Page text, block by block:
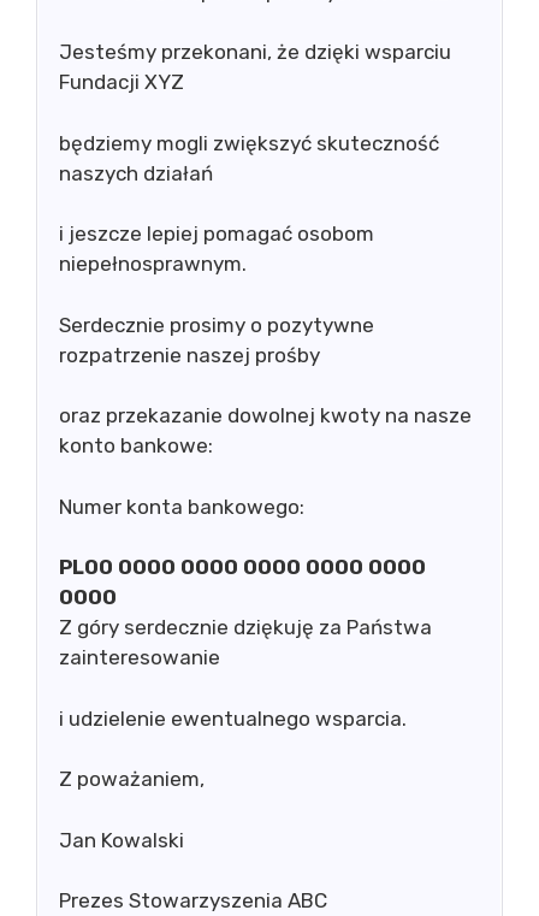
Jesteśmy przekonani, że dzięki wsparciu
Fundacji XYZ
będziemy mogli zwiększyć skuteczność
naszych działań
i jeszcze lepiej pomagać osobom
niepełnosprawnym.
Serdecznie prosimy o pozytywne
rozpatrzenie naszej prośby
oraz przekazanie dowolnej kwoty na nasze
konto bankowe:
Numer konta bankowego:
PL00 0000 0000 0000 0000 0000
0000
Z góry serdecznie dziękuję za Państwa
zainteresowanie
i udzielenie ewentualnego wsparcia.
Z poważaniem,
Jan Kowalski
Prezes Stowarzyszenia ABC